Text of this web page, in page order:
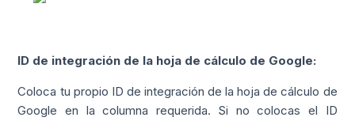
ID de integración de la hoja de cálculo de Google:
Coloca tu propio ID de integración de la hoja de cálculo de
Google en la columna requerida. Si no colocas el ID